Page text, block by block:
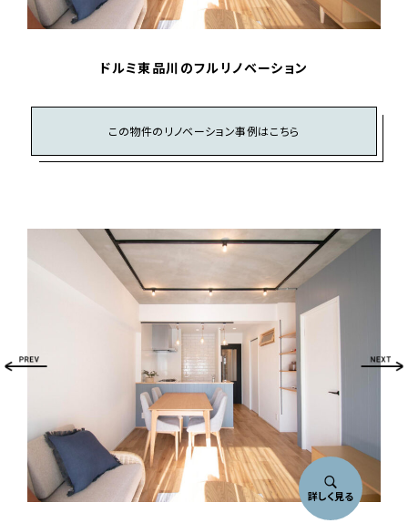
ドルミ東品川のフルリノベーション
この物件のリノベーション事例はこちら
詳しく見る